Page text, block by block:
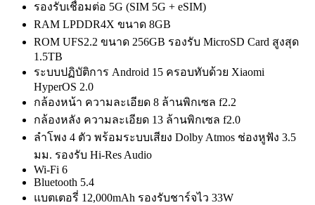
รองรับเชื่อมต่อ 5G (SIM 5G + eSIM)
RAM LPDDR4X ขนาด 8GB
ROM UFS2.2 ขนาด 256GB รองรับ MicroSD Card สูงสุด
1.5TB
ระบบปฏิบัติการ Android 15 ครอบทับด้วย Xiaomi
HyperOS 2.0
กล้องหน้า ความละเอียด 8 ล้านพิกเซล f2.2
กล้องหลัง ความละเอียด 13 ล้านพิกเซล f2.0
ลำโพง 4 ตัว พร้อมระบบเสียง Dolby Atmos ช่องหูฟัง 3.5
มม. รองรับ Hi-Res Audio
Wi-Fi 6
Bluetooth 5.4
แบตเตอรี่ 12,000mAh รองรับชาร์จไว 33W